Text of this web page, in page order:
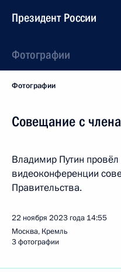
Президент России
Фотографии
Фотографии
Совещание с
Владимир Путин
видеоконференции
Правительства.
22 ноября 2023 года 14:55
Москва, Кремль
3 фотографии